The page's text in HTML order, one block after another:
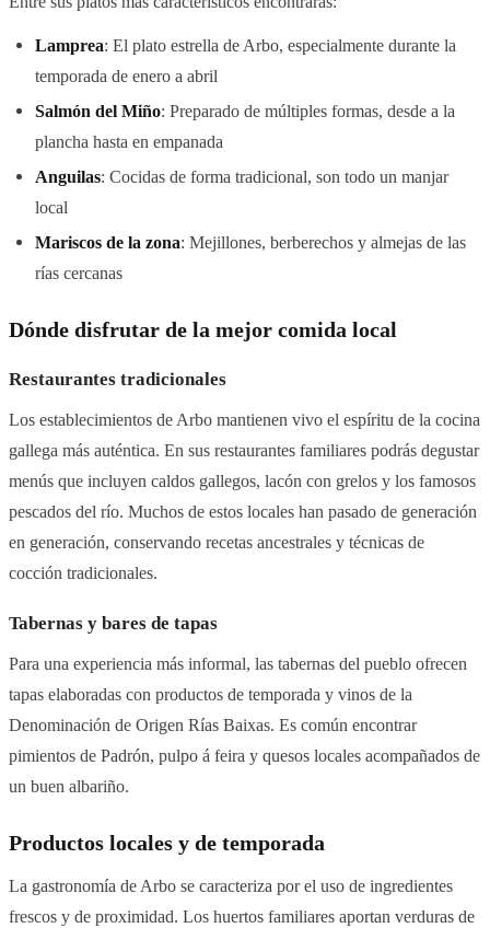
Lamprea: El plato estrella de Arbo, especialmente durante la
temporada de enero a abril
Salmón del Miño: Preparado de múltiples formas, desde a la
plancha hasta en empanada
Anguilas: Cocidas de forma tradicional, son todo un manjar
local
Mariscos de la zona: Mejillones, berberechos y almejas de las
rías cercanas
Dónde disfrutar de la mejor comida local
Restaurantes tradicionales
Los establecimientos de Arbo mantienen vivo el espíritu de la cocina
gallega más auténtica. En sus restaurantes familiares podrás degustar
menús que incluyen caldos gallegos, lacón con grelos y los famosos
pescados del río. Muchos de estos locales han pasado de generación
en generación, conservando recetas ancestrales y técnicas de
cocción tradicionales.
Tabernas y bares de tapas
Para una experiencia más informal, las tabernas del pueblo ofrecen
tapas elaboradas con productos de temporada y vinos de la
Denominación de Origen Rías Baixas. Es común encontrar
pimientos de Padrón, pulpo á feira y quesos locales acompañados de
un buen albariño.
Productos locales y de temporada
La gastronomía de Arbo se caracteriza por el uso de ingredientes
frescos y de proximidad. Los huertos familiares aportan verduras de